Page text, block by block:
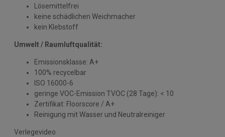
Lösemittelfrei
keine schädlichen Weichmacher
kein Klebstoff
Umwelt / Raumluftqualität:
Emissionsklasse: A+
100% recycelbar
ISO 16000-6
geringe VOC-Emission TVOC (28 Tage): < 10
Zertifikat: Floorscore / A+
Reinigung mit Wasser und Neutralreiniger
Verlegevideo